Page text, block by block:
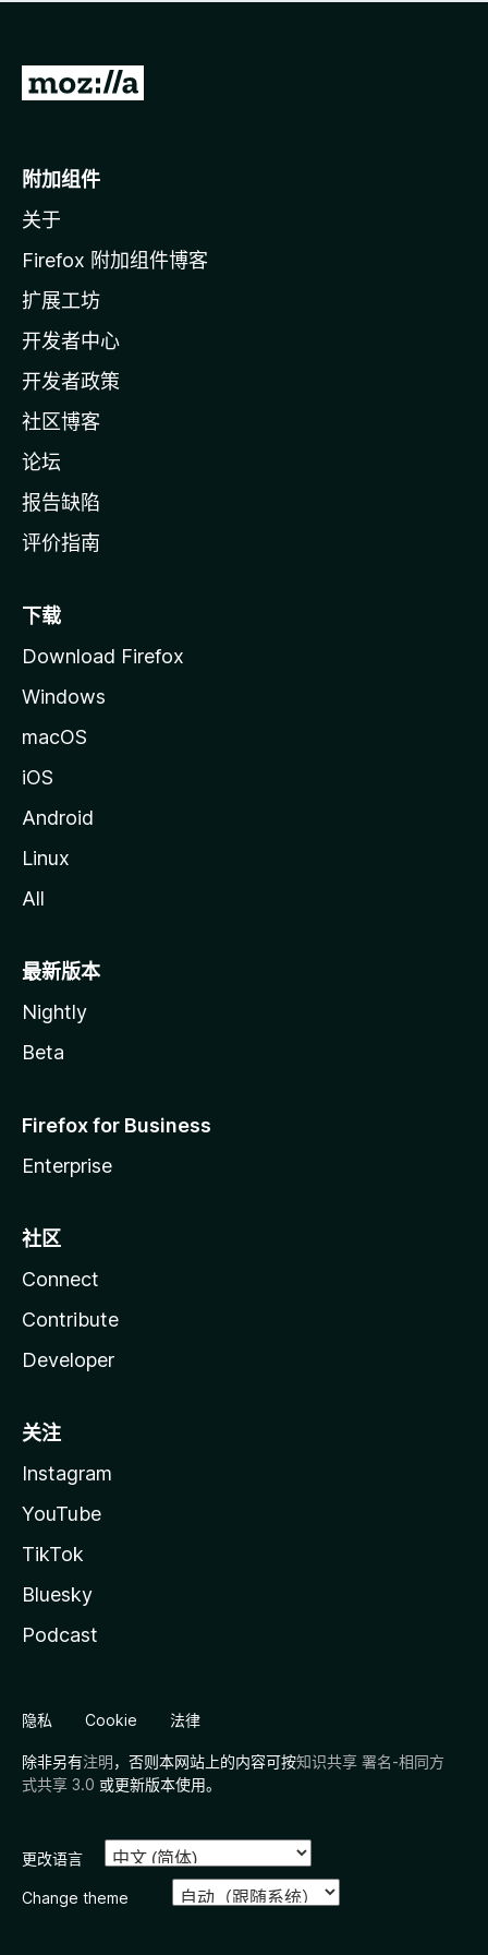
无
转
o
i
l
a
主
页
附加组件
关于
Firefox 附加组件博客
扩展工坊
开发者中心
开发者政策
社区博客
论坛
报告缺陷
评价指南
下载
Download Firefox
Windows
macOS
iOS
Android
Linux
All
最新版本
Nightly
Beta
Firefox for Business
Enterprise
社区
Connect
Contribute
Developer
关注
Instagram
YouTube
TikTok
Bluesky
Podcast
隐私 Cookie 法律
除非另有注明，否则本网站上的内容可按知识共享 署名-相同方
式共享 3.0 或更新版本使用。
更改语言
Change theme